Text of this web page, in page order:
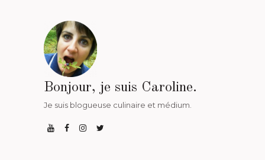
Bonjour, je suis Caroline.
Je suis blogueuse culinaire et médium.